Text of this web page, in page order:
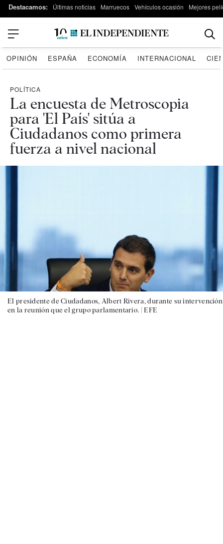
Destacamos: Últimas noticias Marruecos Vehículos ocasión Mejores
OPINIÓN ESPAÑA ECONOMÍA INTERNACIONAL
POLÍTICA
La encuesta de Metroscopia
para 'El País' sitúa a
Ciudadanos como primera
fuerza a nivel nacional
El presidente de Ciudadanos, Albert Rivera, durante su intervención
en la reunión que el grupo parlamentario. |EFE